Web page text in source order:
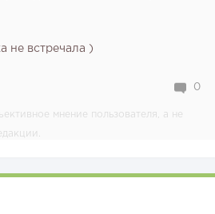
не встречала )
0
мнение пользователя, а не